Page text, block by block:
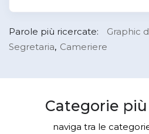
Parole più ricercate: Graphic
Segretaria Cameriere
Categorie
naviga tra le